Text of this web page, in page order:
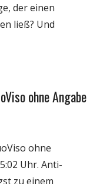
der einen
ließ? Und
ohne Angabe
ohne
Uhr. Anti-
zu einem